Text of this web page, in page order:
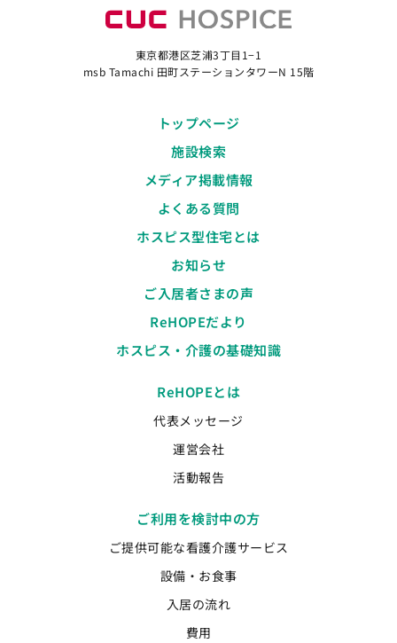
東京都港区芝浦3丁目1−1
msb Tamachi 田町ステーションタワーN 15階
トップページ
施設検索
メディア掲載情報
よくある質問
ホスピス型住宅とは
お知らせ
ご入居者さまの声
ReHOPEだより
ホスピス・介護の基礎知識
ReHOPEとは
代表メッセージ
運営会社
活動報告
ご利用を検討中の方
ご提供可能な看護介護サービス
設備・お食事
入居の流れ
費用